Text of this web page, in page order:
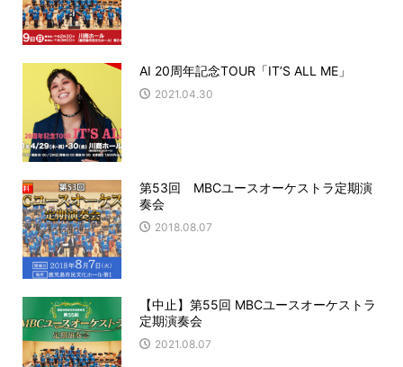
AI 20周年記念TOUR「IT’S ALL ME」
2021.04.30
第53回 MBCユースオーケストラ定期演
奏会
2018.08.07
【中止】第55回 MBCユースオーケストラ
定期演奏会
2021.08.07